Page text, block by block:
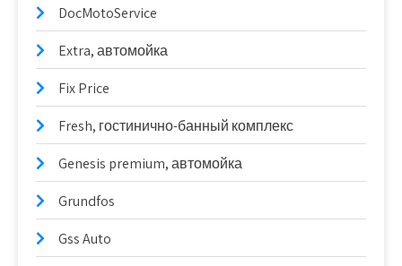
DocMotoService
Extra, автомойка
Fix Price
Fresh, гостинично-банный комплекс
Genesis premium, автомойка
Grundfos
Gss Auto